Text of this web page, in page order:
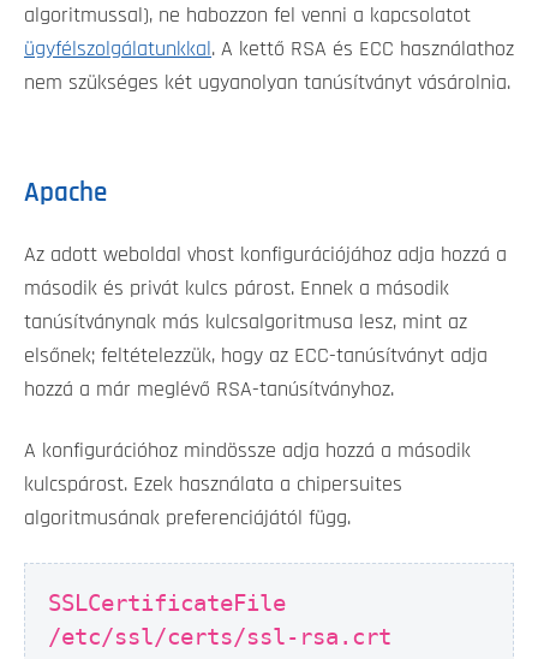
algoritmussal), ne habozzon fel venni a kapcsolatot
ügyfélszolgálatunkkal . A kettő RSA és ECC használathoz
nem szükséges két ugyanolyan tanúsítványt vásárolnia.
Apache
Az adott weboldal vhost konfigurációjához adja hozzá a
második és privát kulcs párost. Ennek a második
tanúsítványnak más kulcsalgoritmusa lesz, mint az
elsőnek; feltételezzük, hogy az ECC-tanúsítványt adja
hozzá a már meglévő RSA-tanúsítványhoz.
A konfigurációhoz mindössze adja hozzá a második
kulcspárost. Ezek használata a chipersuites
algoritmusának preferenciájától függ.
SSLCertificateFile
/etc/ssl/certs/ssl-rsa.crt